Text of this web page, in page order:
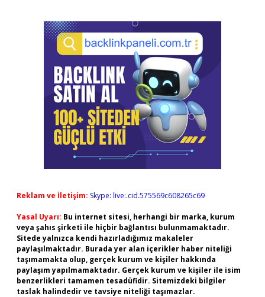
Reklam ve İletişim: Skype: live:.cid.575569c608265c69
Yasal Uyarı: Bu internet sitesi, herhangi bir marka, kurum
veya şahıs şirketi ile hiçbir bağlantısı bulunmamaktadır.
Sitede yalnızca kendi hazırladığımız makaleler
paylaşılmaktadır. Burada yer alan içerikler haber niteliği
taşımamakta olup, gerçek kurum ve kişiler hakkında
paylaşım yapılmamaktadır. Gerçek kurum ve kişiler ile isim
benzerlikleri tamamen tesadüfidir. Sitemizdeki bilgiler
taslak halindedir ve tavsiye niteliği taşımazlar.